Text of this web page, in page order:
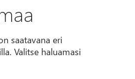
saatavana eri
Valitse haluamasi